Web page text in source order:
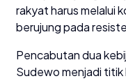
rakyat harus melalui
berujung pada
Pencabutan dua
Sudewo menjadi titik